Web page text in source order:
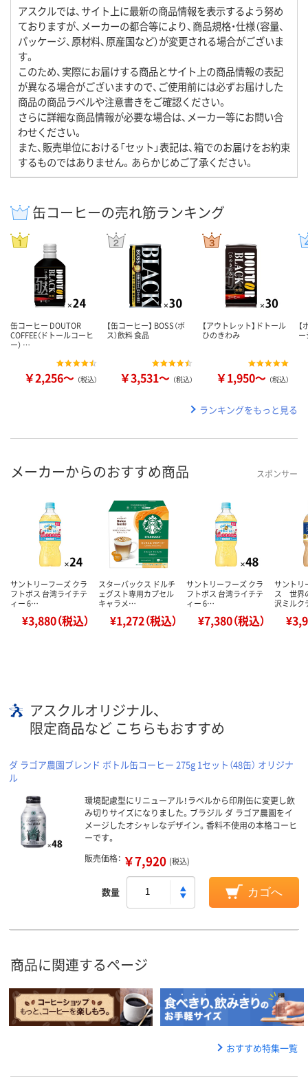
アスクルでは、サイト上に最新の商品情報を表示するよう努め
ておりますが、メーカーの都合等により、商品規格・仕様（容量、
パッケージ、原材料、原産国など）が変更される場合がございま
す。
このため、実際にお届けする商品とサイト上の商品情報の表記
が異なる場合がございますので、ご使用前には必ずお届けした
商品の商品ラベルや注意書きをご確認ください。
さらに詳細な商品情報が必要な場合は、メーカー等にお問い合
わせください。
また、販売単位における「セット」表記は、箱でのお届けをお約束
するものではありません。あらかじめご了承ください。
缶コーヒーの売れ筋ランキング
缶コーヒー DOUTOR
COFFEE（ドトールコーヒ
ー） …
￥2,256～ （税込）
【缶コーヒー】 BOSS（ボ
ス）飲料 食品
￥3,531～ （税込）
【アウトレット】ドトール
ひのきわみ
￥1,950～ （税込）
ランキングをもっと見る
メーカーからのおすすめ商品 スポンサー
サントリーフーズ クラ
フトボス 台湾ライチテ
ィー 6…
¥3,880（税込）
スターバックス ドルチ
ェグスト専用カプセル
キャラメ…
¥1,272（税込）
サントリーフーズ クラ
フトボス 台湾ライチテ
ィー 6…
¥7,380（税込）
サントリ
ス 世界
沢ミル
アスクルオリジナル、
限定商品など こちらもおすすめ
ダ ラゴア農園ブレンド ボトル缶コーヒー 275g 1セット（48缶） オリジナ
ル
環境配慮型にリニューアル！ラベルから印刷缶に変更し飲
み切りサイズになりました。ブラジル ダ ラゴア農園をイ
メージしたオシャレなデザイン。香料不使用の本格コーヒ
ーです。
販売価格： ￥7,920 (税込)
数量 カゴへ
商品に関連するページ
おすすめ特集一覧